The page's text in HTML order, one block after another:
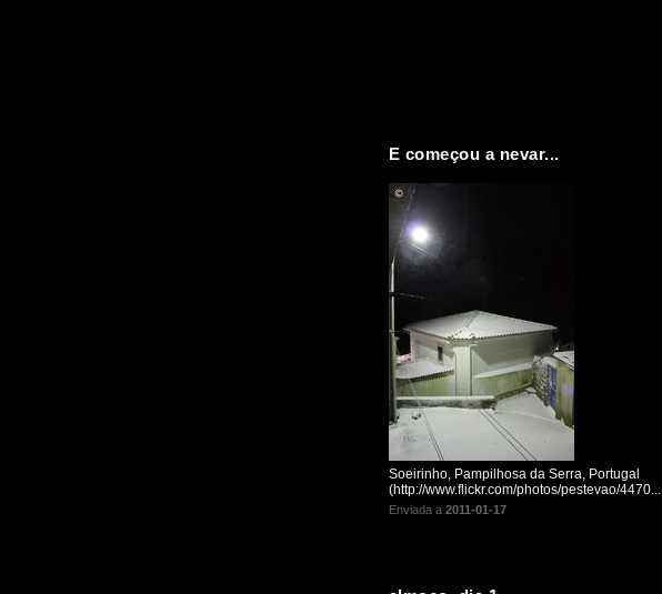
E começou a nevar...
Soeirinho, Pampilhosa da Serra, Portugal
(http://www.flickr.com/photos/pestevao/4470...
Enviada a 2011-01-17